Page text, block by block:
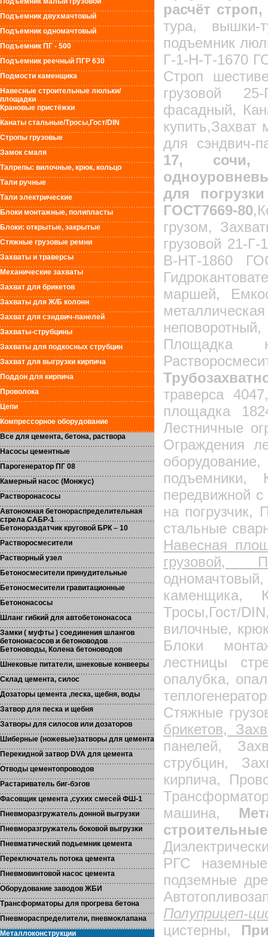
Подъемник двухмачтовый
Подъемник одномачтовый
Подъемник ПГ - 500
Подъемник реечный ПГР 630
Подмости каменщика
Навесные строительные люльки/
площадки
Крановые пристёжки
Канаты стальные/Тросы,Гост/DIN
Стропы грузовые
Замок смаля
Талрепы: вилочные, крюк, кольцо
Тали ручные
Тали электрические
Блоки монтажные, полипласты
Блоки: открытые, закрытые
Стяжные грузовые ремни
Захваты и траверсы
Механические захваты
Захват для брикетов
Захваты для Ж/Б колонн
Захват для сэндвич-панелей
Захваты-струбцины
Захваты для подкосных струбцин
Захват для выгрузки кирпича
Поддон для кирпича
Проволока
Цепи
Компрессорное оборудование
Все для цемента, бетона, раствора
Насосы цементные
Парогенератор ПГ 08
Камерный насос (Монжус)
Растворонасосы
Автономная бетонораспределительная
стрела САБР-1
Бетонораздатчик круговой БРК – 10
Растворосмесители
Растворный узел
Бетоносмесители принудительные
Бетоносмесители гравитационные
Бетононасосы
Шланг гибкий для автобетононасоса
Замки ( муфты ) соединения шлангов
бетононасосов и бетоноводов
Бетоноводы, Колена бетоноводов
Шнековые питатели, шнековые конвееры
Склад цемента, силос
Дозаторы цемента ,песка, щебня, воды
Затвор для песка и щебня
Затворы для силосов или дозаторов
Шиберные (ножевые)затворы для цемента
Перекидной затвор DVA для цемента
Отводы цементопроводов
Растариватель биг-бэгов
Фасовщик цемента ,сухих смесей ФШ-1
Пневморазгружатель донной выгрузки
Пневморазгружатель боковой выгрузки
Пневматический подьемник цемента
Переключатель потока цемента
Пневмовинтовой насос цемента
Оборудование заводов ЖБИ
Трансформаторы для прогрева бетона
Пневмораспределители, пневмоклапана
Металлоконструкции
расчёт
тура, вышки-
подъемник
Г-1-Н-Т-1670
Строп
грузовой
фасадный,
для сэндвич-
17, сочи,
для
ГОСТ7669-80
грузом,
грузовой 21-
В-НТ-1860
маршей,
Площадка
траверса
площадка
Лестничные
Ограждения
передвижной
на погрузчик,
стальные
Навесная
грузовой,
каменщика,
Тросы,Гост/
вилочные,
Блоки
лестницы
опалубка,
Стяжные
брикетов,
панелей,
струбцин,
кирпича,
машина,
РГС
подземные
цистерны,